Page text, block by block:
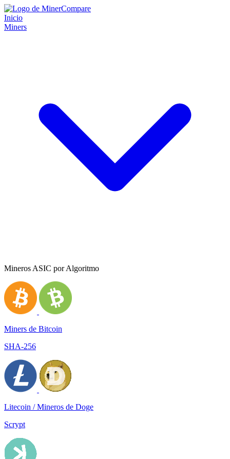
Inicio
Miners
Mineros ASIC por Algoritmo
Miners de Bitcoin
SHA-256
Litecoin / Mineros de Doge
Scrypt